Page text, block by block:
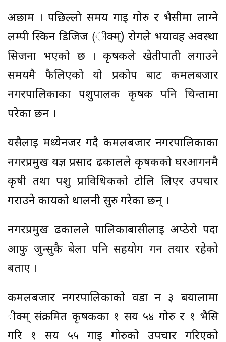
अछाम । पछिल्लो समय गाई गोरु र भैसीमा लाग्ने
लम्पी स्किन डिजिज (ीक्म्) रोगले भयावह अवस्था
सिर्जना भएको छ । कृषकले खेतीपाती लगाउने
समयमै फैलिएको यो प्रकोप बाट कमलबजार
नगरपालिकाका पशुपालक कृषक पनि चिन्तामा
परेका छन ।
यसैलाई मध्येनजर गदै कमलबजार नगरपालिकाका
नगरप्रमुख यज्ञ प्रसाद ढकालले कृषकको घरआगनमै
कृषी तथा पशु प्राविधिकको टोलि लिएर उपचार
गराउने कार्यको थालनी सुरु गरेका छन् ।
नगरप्रमुख ढकालले पालिकाबासीलाई अप्ठेरो पर्दा
आफु जुन्सुकै बेला पनि सहयोग गर्न तयार रहेको
बताए ।
कमलबजार नगरपालिकाको वडा न ३ बयालामा
ीक्म् संक्रमित कृषकका १ सय ५४ गोरु र १ भैसि
गरि १ सय ५५ गाई गोरुको उपचार गरिएको